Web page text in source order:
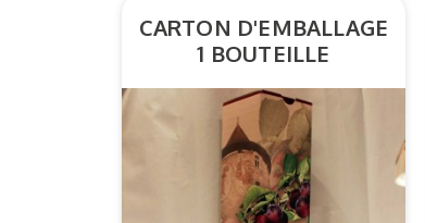
CARTON D'EMBALLAGE
1 BOUTEILLE